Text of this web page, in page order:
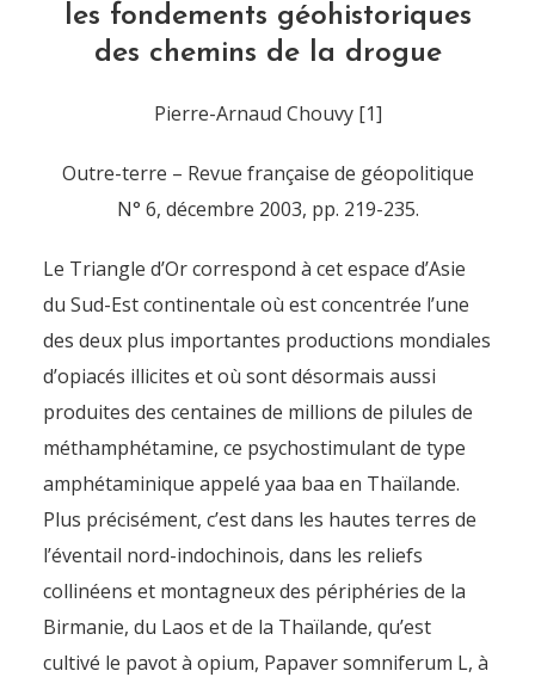
les fondements géohistoriques
des chemins de la drogue
Pierre-Arnaud Chouvy [1]
Outre-terre – Revue française de géopolitique
N° 6, décembre 2003, pp. 219-235.
Le Triangle d’Or correspond à cet espace d’Asie
du Sud-Est continentale où est concentrée l’une
des deux plus importantes productions mondiales
d’opiacés illicites et où sont désormais aussi
produites des centaines de millions de pilules de
méthamphétamine, ce psychostimulant de type
amphétaminique appelé yaa baa en Thaïlande.
Plus précisément, c’est dans les hautes terres de
l’éventail nord-indochinois, dans les reliefs
collinéens et montagneux des périphéries de la
Birmanie, du Laos et de la Thaïlande, qu’est
cultivé le pavot à opium, Papaver somniferum L, à